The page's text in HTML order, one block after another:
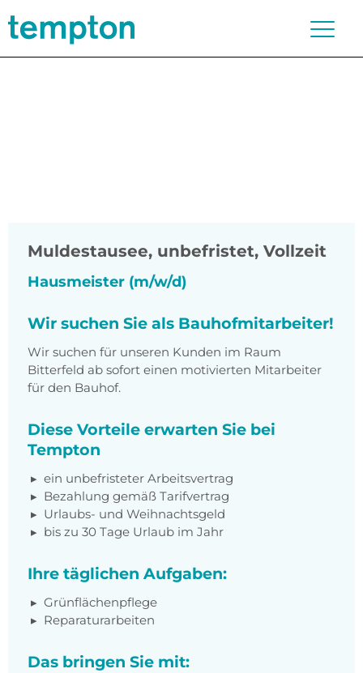
Muldestausee, unbefristet, Vollzeit
Hausmeister (m/w/d)
Wir suchen Sie als Bauhofmitarbeiter!
Wir suchen für unseren Kunden im Raum
Bitterfeld ab sofort einen motivierten Mitarbeiter
für den Bauhof.
Diese Vorteile erwarten Sie bei
Tempton
ein unbefristeter Arbeitsvertrag
Bezahlung gemäß Tarifvertrag
Urlaubs- und Weihnachtsgeld
bis zu 30 Tage Urlaub im Jahr
Ihre täglichen Aufgaben:
Grünflächenpflege
Reparaturarbeiten
Das bringen Sie mit: